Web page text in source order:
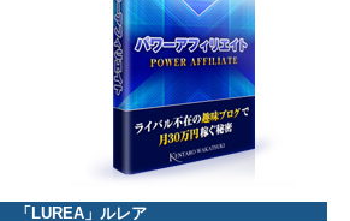
「LUREA」ルレア